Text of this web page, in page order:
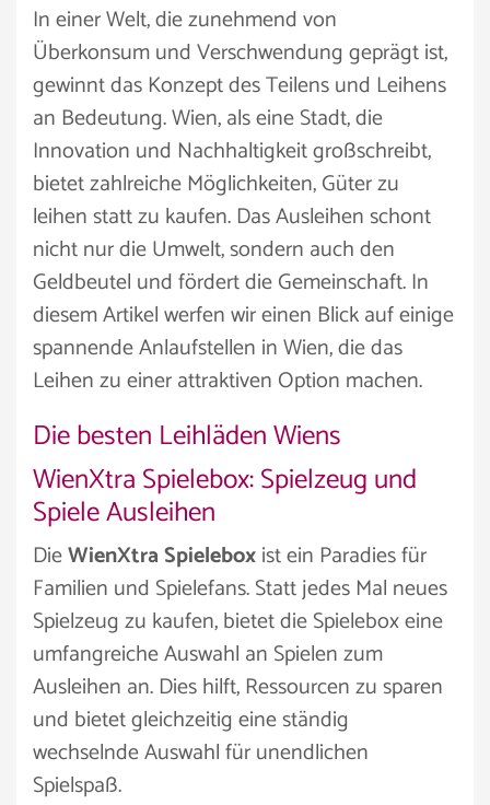
In einer Welt, die zunehmend von
Überkonsum und Verschwendung geprägt ist,
gewinnt das Konzept des Teilens und Leihens
an Bedeutung. Wien, als eine Stadt, die
Innovation und Nachhaltigkeit großschreibt,
bietet zahlreiche Möglichkeiten, Güter zu
leihen statt zu kaufen. Das Ausleihen schont
nicht nur die Umwelt, sondern auch den
Geldbeutel und fördert die Gemeinschaft. In
diesem Artikel werfen wir einen Blick auf einige
spannende Anlaufstellen in Wien, die das
Leihen zu einer attraktiven Option machen.
Die besten Leihläden Wiens
WienXtra Spielebox: Spielzeug und
Spiele Ausleihen
DieWienXtra Spieleboxist ein Paradies für
Familien und Spielefans. Statt jedes Mal neues
Spielzeug zu kaufen, bietet die Spielebox eine
umfangreiche Auswahl an Spielen zum
Ausleihen an. Dies hilft, Ressourcen zu sparen
und bietet gleichzeitig eine ständig
wechselnde Auswahl für unendlichen
Spielspaß.